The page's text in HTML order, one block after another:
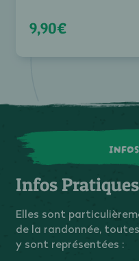
9,90€
Infos Pratiques
Elles sont
de la randonnée,
y sont représentées :